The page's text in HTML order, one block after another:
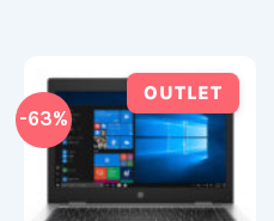
-63%
OUTLET